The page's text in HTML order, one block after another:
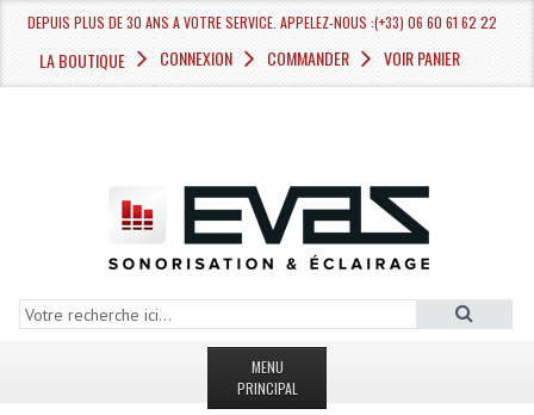
DEPUIS PLUS DE 30 ANS A VOTRE SERVICE. APPELEZ-NOUS :(+33) 06 60 61 62 22
LA BOUTIQUE CONNEXION COMMANDER VOIR PANIER
MENU
PRINCIPAL